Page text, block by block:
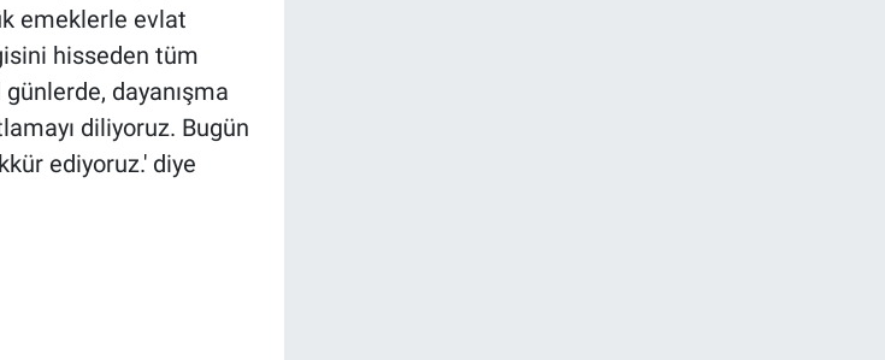
emeklerle evlat
hisseden tüm
dayanışma
diliyoruz. Bugün
ediyoruz.' diye